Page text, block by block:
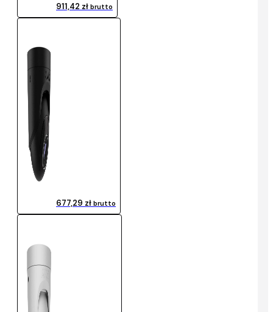
911,42 zł brutto
677,29 zł brutto